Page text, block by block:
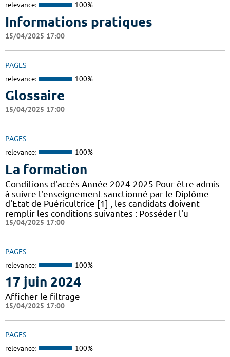
relevance: 100%
Informations pratiques
15/04/2025 17:00
PAGES
relevance: 100%
Glossaire
15/04/2025 17:00
PAGES
relevance: 100%
La formation
Conditions d'accès Année 2024-2025 Pour être admis
à suivre l'enseignement sanctionné par le Diplôme
d'Etat de Puéricultrice [1] , les candidats doivent
remplir les conditions suivantes : Posséder l'u
15/04/2025 17:00
PAGES
relevance: 100%
17 juin 2024
Afficher le filtrage
15/04/2025 17:00
PAGES
relevance: 100%